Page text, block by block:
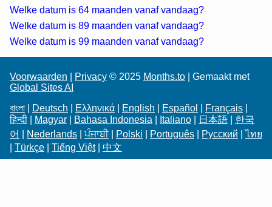
Welke datum is 64 maanden vanaf vandaag?
Welke datum is 89 maanden vanaf vandaag?
Welke datum is 99 maanden vanaf vandaag?
Voorwaarden Privacy © 2025 Months.to | Gemaakt met
Global Sites AI
বাংলা
Deutsch Ελληνικά English Español Français
हिन्दी
Magyar Bahasa Indonesia Italiano 日本語
한국
어
Nederlands |ਪੰਜਾਬੀ| Polski Português Русский |ไทย
Türkçe Tiếng Việt| 中文